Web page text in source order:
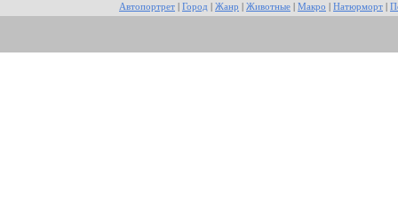
Автопортрет Город Жанр Животные Макро Натюрморт